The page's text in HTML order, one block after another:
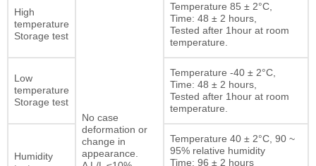
High
temperature
Storage test
No case
deformation or
change in
appearance.
Temperature 85 ± 2°C,
Time: 48 ± 2 hours,
Tested after 1hour at room
temperature.
Low
temperature
Storage test
Temperature -40 ± 2°C,
Time: 48 ± 2 hours,
Tested after 1hour at room
temperature.
Humidity
Temperature 40 ± 2°C, 90 ~
95% relative humidity
Time: 96 ± 2 hours